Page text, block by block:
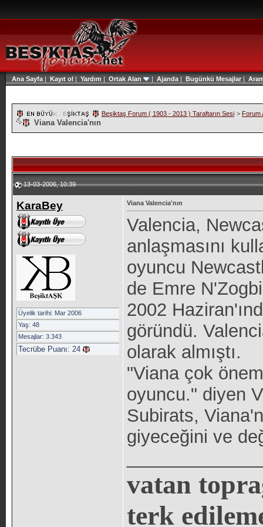
Ana Sayfa | Kayıt ol | Yardım | Ortak Alan | Ajanda | Bugünkü Mesajlar|
Beşiktaş Forum ( 1903 - 2013 ) Taraftarın Sesi > Forum
Viana Valencia'nın
13-03-2006, 10:39
KaraBey
Üyelik tarihi: Mar 2006
Yaş: 48
Mesajlar: 3.343
Tecrübe Puanı: 24
Viana Valencia'nın
Valencia,
anlaşmasını
oyuncu
de Emre
2002
göründü.
olarak almıştı.
"Viana çok
oyuncu." diyen
Subirats,
giyeceğini ve
vatan
terk